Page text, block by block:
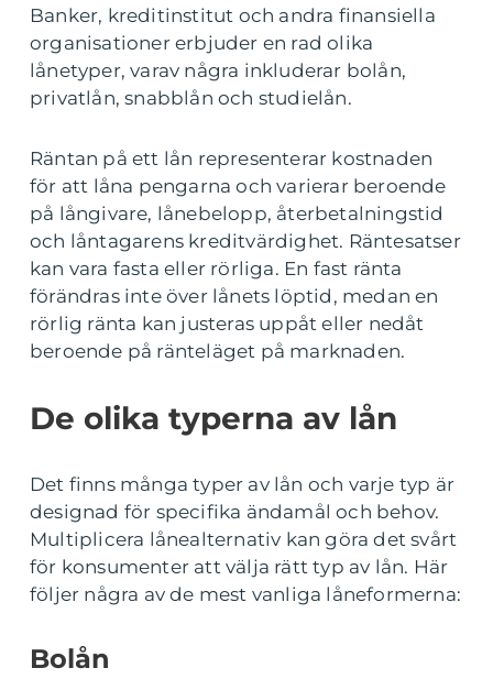
Banker, kreditinstitut och andra finansiella
organisationer erbjuder en rad olika
lånetyper, varav några inkluderar bolån,
privatlån, snabblån och studielån.
Räntan på ett lån representerar kostnaden
för att låna pengarna och varierar beroende
på långivare, lånebelopp, återbetalningstid
och låntagarens kreditvärdighet. Räntesatser
kan vara fasta eller rörliga. En fast ränta
förändras inte över lånets löptid, medan en
rörlig ränta kan justeras uppåt eller nedåt
beroende på ränteläget på marknaden.
De olika typerna av lån
Det finns många typer av lån och varje typ är
designad för specifika ändamål och behov.
Multiplicera lånealternativ kan göra det svårt
för konsumenter att välja rätt typ av lån. Här
följer några av de mest vanliga låneformerna:
Bolån